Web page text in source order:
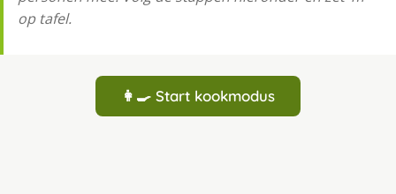
op tafel.
👩‍🍳 Start kookmodus